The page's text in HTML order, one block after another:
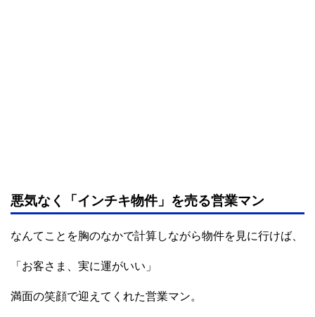
悪気なく「インチキ物件」を売る営業マン
なんてことを胸のなかで計算しながら物件を見に行けば、
「お客さま、実に運がいい」
満面の笑顔で迎えてくれた営業マン。